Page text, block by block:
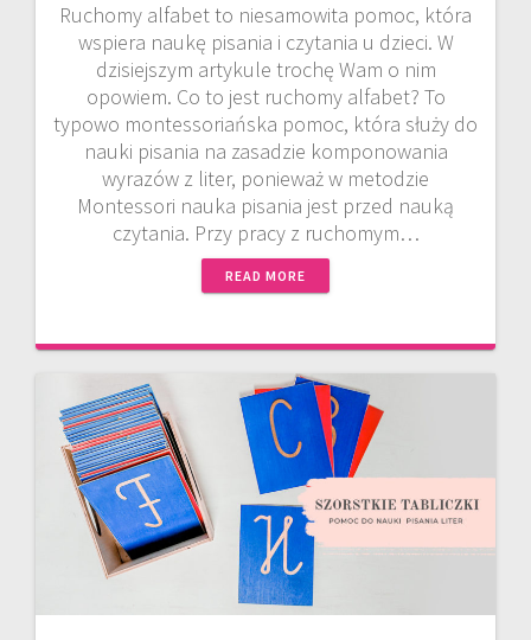
Ruchomy alfabet to niesamowita pomoc, która
wspiera naukę pisania i czytania u dzieci. W
dzisiejszym artykule trochę Wam o nim
opowiem. Co to jest ruchomy alfabet? To
typowo montessoriańska pomoc, która służy do
nauki pisania na zasadzie komponowania
wyrazów z liter, ponieważ w metodzie
Montessori nauka pisania jest przed nauką
czytania. Przy pracy z ruchomym…
READ MORE